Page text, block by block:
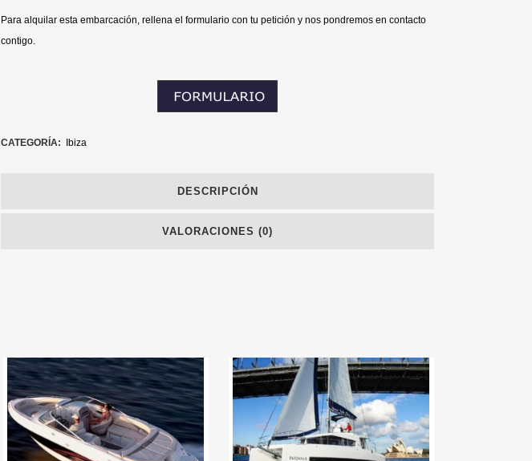
Para alquilar esta embarcación, rellena el formulario con tu petición y nos pondremos en contacto
contigo.
CATEGORÍA: Ibiza
DESCRIPCIÓN
VALORACIONES (0)